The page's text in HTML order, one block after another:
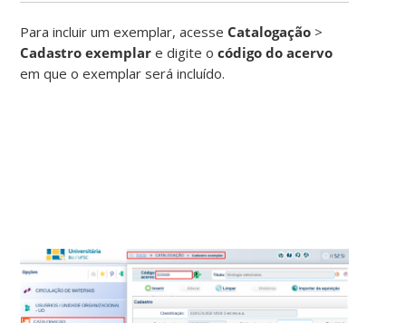
Para incluir um exemplar, acesse Catalogação >
Cadastro exemplar e digite ocódigo do acervo
em que o exemplar será incluído.